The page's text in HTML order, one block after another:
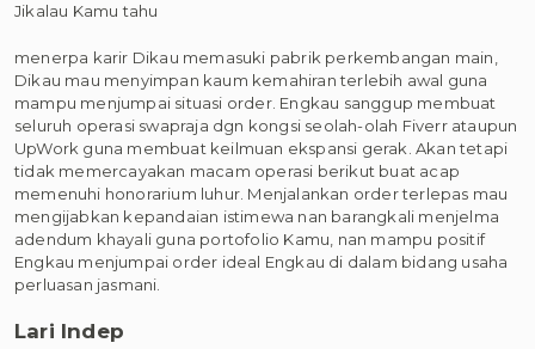
Jikalau Kamu tahu
menerpa karir Dikau memasuki pabrik perkembangan main,
Dikau mau menyimpan kaum kemahiran terlebih awal guna
mampu menjumpai situasi order. Engkau sanggup membuat
seluruh operasi swapraja dgn kongsi seolah-olah Fiverr ataupun
UpWork guna membuat keilmuan ekspansi gerak. Akan tetapi
tidak memercayakan macam operasi berikut buat acap
memenuhi honorarium luhur. Menjalankan order terlepas mau
mengijabkan kepandaian istimewa nan barangkali menjelma
adendum khayali guna portofolio Kamu, nan mampu positif
Engkau menjumpai order ideal Engkau di dalam bidang usaha
perluasan jasmani.
Lari Indep